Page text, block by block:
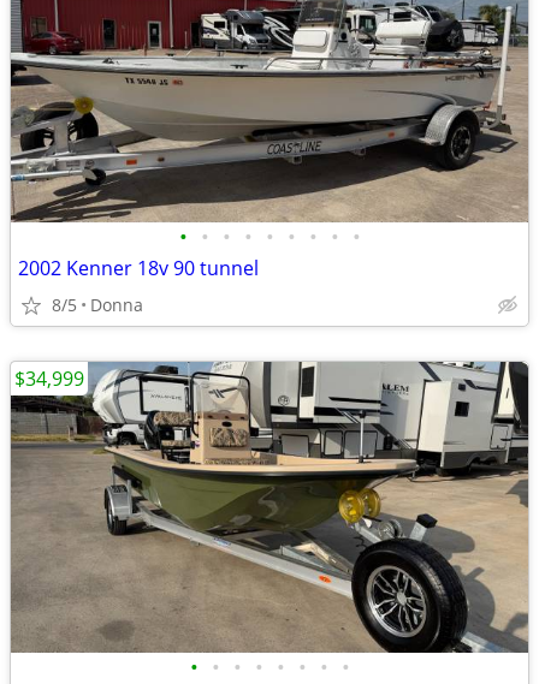
• • • • • • • • •
2002 Kenner 18v 90 tunnel
8/5 Donna
• • • • • • • •
$34,999